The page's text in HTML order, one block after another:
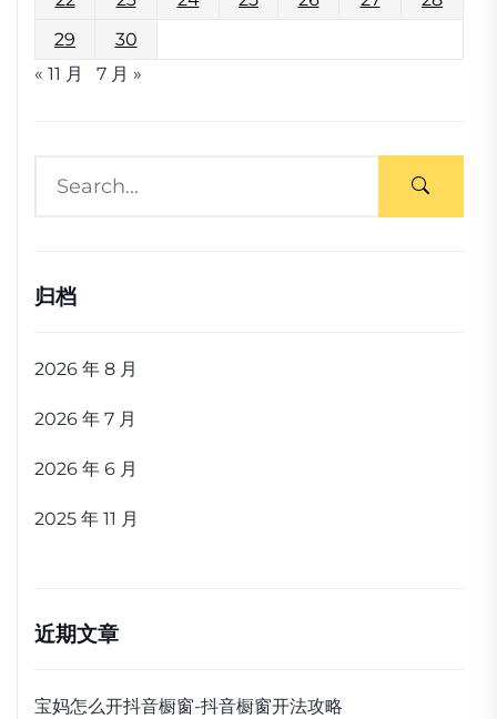
29
30
« 11 月
7 月 »
归档
2026 年 8 月
2026 年 7 月
2026 年 6 月
2025 年 11 月
近期文章
宝妈怎么开抖音橱窗-抖音橱窗开法攻略